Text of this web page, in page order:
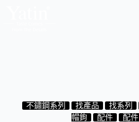
不鏽鋼系列
找產品 找系列
帽鉤
配件 配件